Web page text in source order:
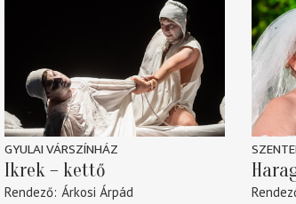
GYULAI VÁRSZÍNHÁZ
Ikrek – kettő
Rendező Árkosi Árpád